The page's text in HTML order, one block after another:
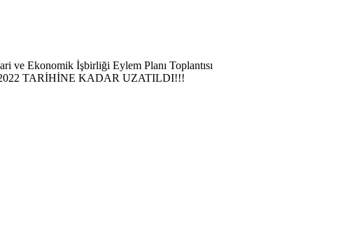
Ekonomik İşbirliği Eylem Planı Toplantısı
TARİHİNE KADAR UZATILDI!!!